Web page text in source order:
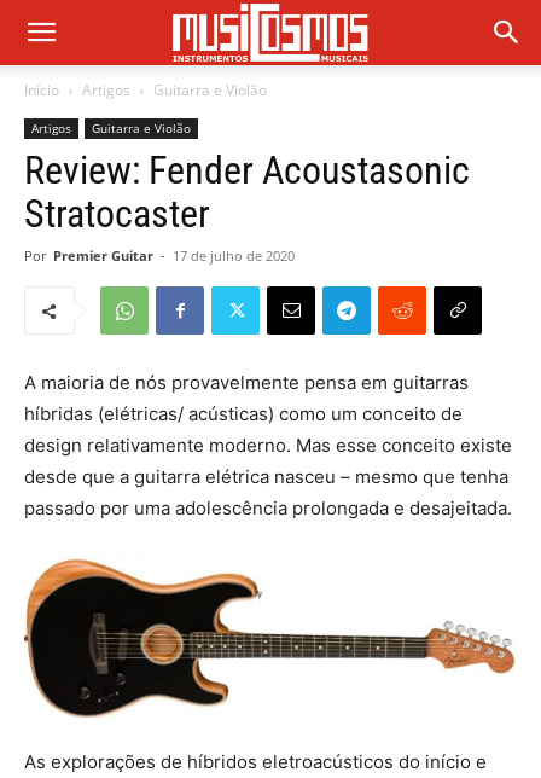
Início Artigos Guitarra e Violão
Artigos Guitarra e Violão
Review: Fender Acoustasonic
Stratocaster
Por Premier Guitar - 17 de julho de 2020
A maioria de nós provavelmente pensa em guitarras
híbridas (elétricas/ acústicas) como um conceito de
design relativamente moderno. Mas esse conceito existe
desde que a guitarra elétrica nasceu – mesmo que tenha
passado por uma adolescência prolongada e desajeitada.
As explorações de híbridos eletroacústicos do início e